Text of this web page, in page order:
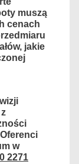
muszą
cenach
jakie
z
w
2271